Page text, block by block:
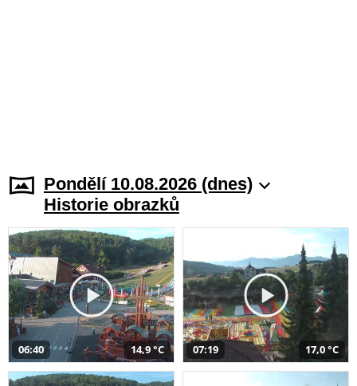
Pondělí 10.08.2026 (dnes)
Historie obrazků
06:40 14,9 °C 07:19 17,0 °C